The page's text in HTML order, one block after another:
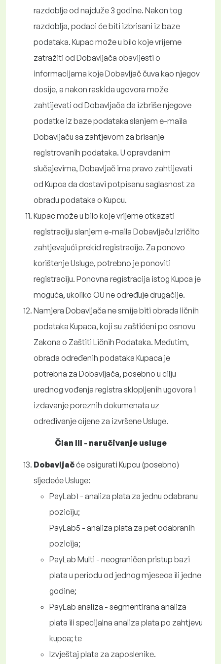
razdoblje od najduže 3 godine. Nakon tog
razdoblja, podaci će biti izbrisani iz baze
podataka. Kupac može u bilo koje vrijeme
zatražiti od Dobavljača obavijesti o
informacijama koje Dobavljač čuva kao njegov
dosije, a nakon raskida ugovora može
zahtijevati od Dobavljača da izbriše njegove
podatke iz baze podataka slanjem e-maila
Dobavljaču sa zahtjevom za brisanje
registrovanih podataka. U opravdanim
slučajevima, Dobavljač ima pravo zahtijevati
od Kupca da dostavi potpisanu saglasnost za
obradu podataka o Kupcu.
Kupac može u bilo koje vrijeme otkazati
registraciju slanjem e-maila Dobavljaču izričito
zahtjevajući prekid registracije. Za ponovo
korištenje Usluge, potrebno je ponoviti
registraciju. Ponovna registracija istog Kupca je
moguća, ukoliko OU ne određuje drugačije.
Namjera Dobavljača ne smije biti obrada ličnih
podataka Kupaca, koji su zaštićeni po osnovu
Zakona o Zaštiti Ličnih Podataka. Međutim,
obrada određenih podataka Kupaca je
potrebna za Dobavljača, posebno u cilju
urednog vođenja registra sklopljenih ugovora i
izdavanje poreznih dokumenata uz
određivanje cijene za izvršene Usluge.
Član III - naručivanje usluge
Dobavljačće osigurati Kupcu (posebno)
sljedeće Usluge:
PayLab1 - analiza plata za jednu odabranu
poziciju;
PayLab5 - analiza plata za pet odabranih
pozicija;
PayLab Multi - neograničen pristup bazi
plata u periodu od jednog mjeseca ili jedne
godine;
PayLab analiza - segmentirana analiza
plata ili specijalna analiza plata po zahtjevu
kupca; te
Izvještaj plata za zaposlenike.